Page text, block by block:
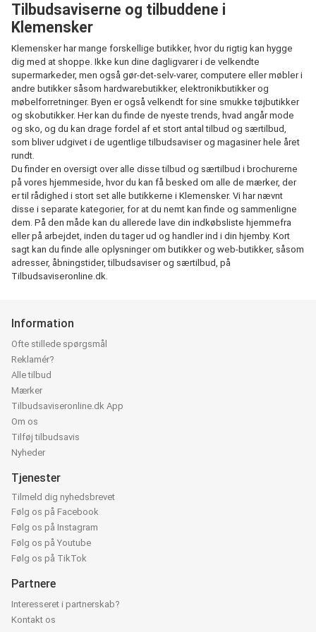
Tilbudsaviserne og tilbuddene i
Klemensker
Klemensker har mange forskellige butikker, hvor du rigtig kan hygge
dig med at shoppe. Ikke kun dine dagligvarer i de velkendte
supermarkeder, men også gør-det-selv-varer, computere eller møbler i
andre butikker såsom hardwarebutikker, elektronikbutikker og
møbelforretninger. Byen er også velkendt for sine smukke tøjbutikker
og skobutikker. Her kan du finde de nyeste trends, hvad angår mode
og sko, og du kan drage fordel af et stort antal tilbud og særtilbud,
som bliver udgivet i de ugentlige tilbudsaviser og magasiner hele året
rundt.
Du finder en oversigt over alle disse tilbud og særtilbud i brochurerne
på vores hjemmeside, hvor du kan få besked om alle de mærker, der
er til rådighed i stort set alle butikkerne i Klemensker. Vi har nævnt
disse i separate kategorier, for at du nemt kan finde og sammenligne
dem. På den måde kan du allerede lave din indkøbsliste hjemmefra
eller på arbejdet, inden du tager ud og handler ind i din hjemby. Kort
sagt kan du finde alle oplysninger om butikker og web-butikker, såsom
adresser, åbningstider, tilbudsaviser og særtilbud, på
Tilbudsaviseronline.dk.
Information
Ofte stillede spørgsmål
Reklamér?
Alle tilbud
Mærker
Tilbudsaviseronline.dk App
Om os
Tilføj tilbudsavis
Nyheder
Tjenester
Tilmeld dig nyhedsbrevet
Følg os på Facebook
Følg os på Instagram
Følg os på Youtube
Følg os på TikTok
Partnere
Interesseret i partnerskab?
Kontakt os